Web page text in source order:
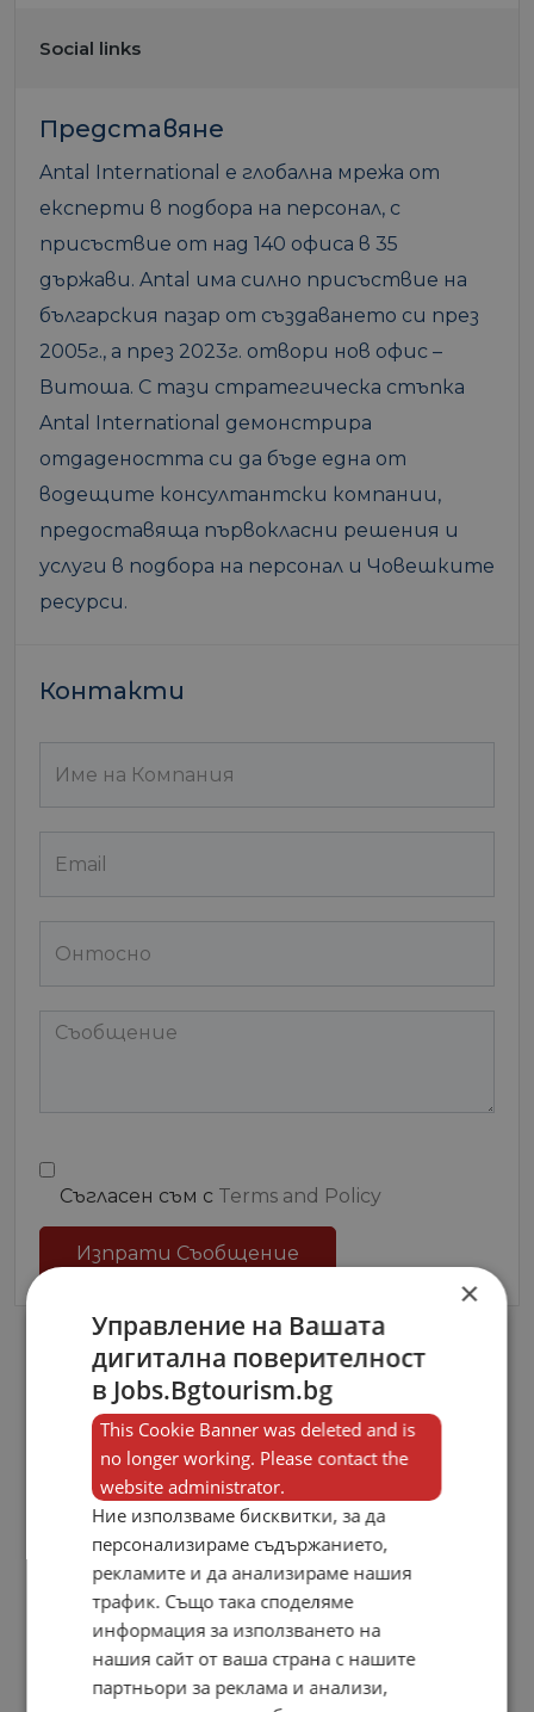
Social links
Представяне
Antal International е глобална мрежа от
експерти в подбора на персонал, с
присъствие от над 140 офиса в 35
държави. Antal има силно присъствие на
българския пазар от създаването си през
2005г., а през 2023г. отвори нов офис –
Витоша. С тази стратегическа стъпка
Antal International демонстрира
отдадеността си да бъде една от
водещите консултантски компании,
предоставяща първокласни решения и
услуги в подбора на персонал и Човешките
ресурси.
Контакти
Съгласен съм с Terms and Policy
Изпрати Съобщение
Antal International
Готвачи Ресторанти
Готвач топла кухня
×
Управление на Вашата
дигитална поверителност
в Jobs.Bgtourism.bg
This Cookie Banner was deleted and is
no longer working. Please contact the
website administrator.
Ние използваме бисквитки, за да
персонализираме съдържанието,
рекламите и да анализираме нашия
трафик. Също така споделяме
информация за използването на
нашия сайт от ваша страна с нашите
партньори за реклама и анализи,